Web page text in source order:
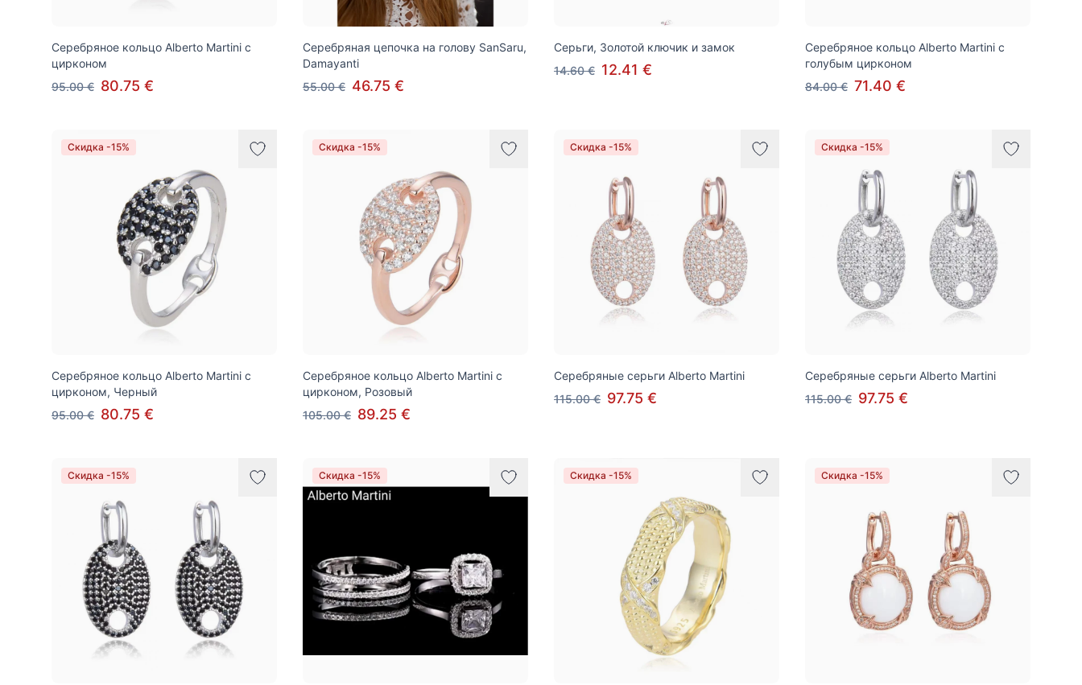
Серебряное кольцо Alberto Martini с
цирконом
95.00 € 80.75 €
Серебряная цепочка на голову SanSaru,
Damayanti
55.00 € 46.75 €
Серьги, Золотой ключик и замок
14.60 € 12.41 €
Серебряное кольцо Alberto Martini с
голубым цирконом
84.00 € 71.40 €
Скидка -15%
Серебряное кольцо Alberto Martini с
цирконом, Черный
95.00 € 80.75 €
Скидка -15%
Серебряное кольцо Alberto Martini с
цирконом, Розовый
105.00 € 89.25 €
Скидка -15%
Серебряные серьги Alberto Martini
115.00 € 97.75 €
Скидка -15%
Серебряные серьги Alberto Martini
115.00 € 97.75 €
Скидка -15% Скидка -15% Скидка -15% Скидка -15%